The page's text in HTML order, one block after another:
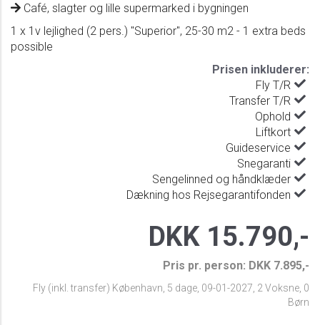
Café, slagter og lille supermarked i bygningen
1 x 1v lejlighed (2 pers.) "Superior", 25-30 m2 - 1 extra beds
possible
DKK 15.790,-
Pris pr. person: DKK 7.895,-
Fly (inkl. transfer) København 5 dage 09-01-2027 2 Voksne, 0
Børn
Prisen inkluderer:
Fly T/R
Transfer T/R
Ophold
Liftkort
Guideservice
Snegaranti
Sengelinned og håndklæder
Dækning hos Rejsegarantifonden